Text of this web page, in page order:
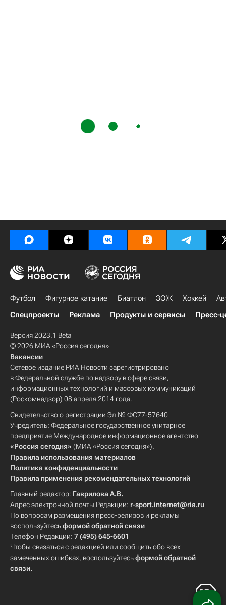
Футбол Фигурное катание Биатлон ЗОЖ Хоккей
Спецпроекты
Реклама Продукты и сервисы Пресс-
Версия 2023.1 Beta
© 2026 МИА «Россия сегодня»
Вакансии
Сетевое издание РИА Новости зарегистрировано
в Федеральной службе по надзору в сфере связи,
информационных технологий и массовых коммуникаций
(Роскомнадзор) 08 апреля 2014 года.
Свидетельство о регистрации Эл № ФС77-57640
Учредитель: Федеральное государственное унитарное
предприятие Международное информационное агентство
«Россия сегодня» (МИА «Россия сегодня»).
Правила использования материалов
Политика конфиденциальности
Правила применения рекомендательных технологий
Главный редактор: Гаврилова А.В.
Адрес электронной почты Редакции: r-sport.internet@ria.ru
По вопросам размещения пресс-релизов и рекламы
воспользуйтесьформой обратной связи
Телефон Редакции: 7 (495) 645-6601
Чтобы связаться с редакцией или сообщить обо всех
замеченных ошибках, воспользуйтесьформой обратной
связи.